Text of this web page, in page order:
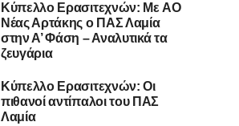
Kύπελλο Ερασιτεχνών: Με AO
Nέας Αρτάκης ο ΠΑΣ Λαμία
στην Α’ Φάση – Αναλυτικά τα
ζευγάρια
Κύπελλο Ερασιτεχνών: Οι
πιθανοί αντίπαλοι του ΠΑΣ
Λαμία